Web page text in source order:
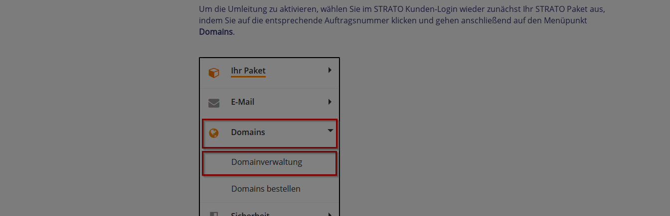
Um die Umleitung zu aktivieren, wählen Sie im STRATO Kunden-Login wieder zunächst Ihr STRATO Paket aus,
indem Sie auf die entsprechende Auftragsnummer klicken und gehen anschließend auf den Menüpunkt
Domains.